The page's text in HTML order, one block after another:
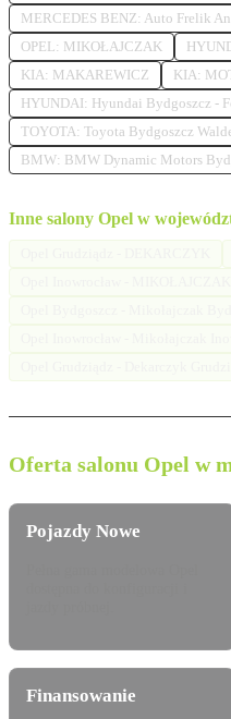
MERCEDES BENZ: Auto Frelik
OPEL: MIKOŁAJCZAK
KIA: MAKAREWICZ
KIA:
HYUNDAI: Hyundai Bydgoszcz -
TOYOTA: Toyota Bydgoszcz
BMW: BMW Dynamic Motors
Inne salony Opel w
Oferta salonu Opel w
Pojazdy Nowe
Finansowanie